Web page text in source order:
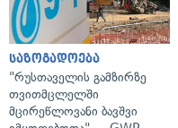
საზოგადოება
"რუსთაველის გამზირზე
თვითმცლელში
მცირეწლოვანი ბავშვი